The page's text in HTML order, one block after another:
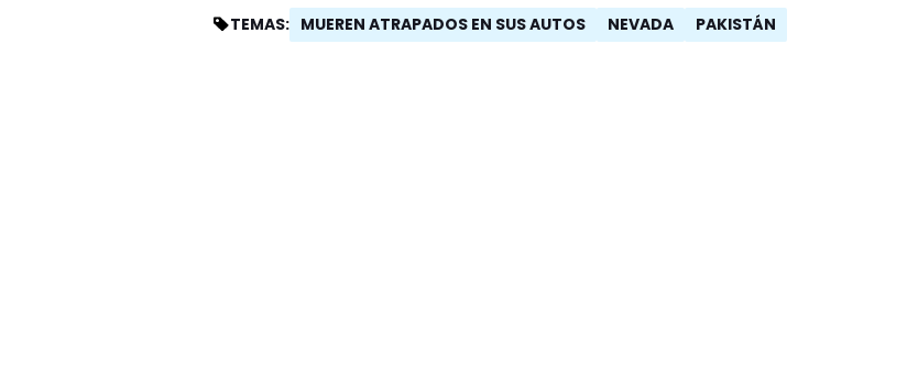
TEMAS: MUEREN ATRAPADOS EN SUS AUTOS NEVADA PAKISTÁN